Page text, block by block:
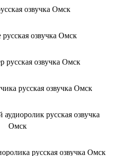
озвучка Омск
русская озвучка Омск
русская озвучка Омск
русская озвучка Омск
аудиоролик русская озвучка
Омск
русская озвучка Омск